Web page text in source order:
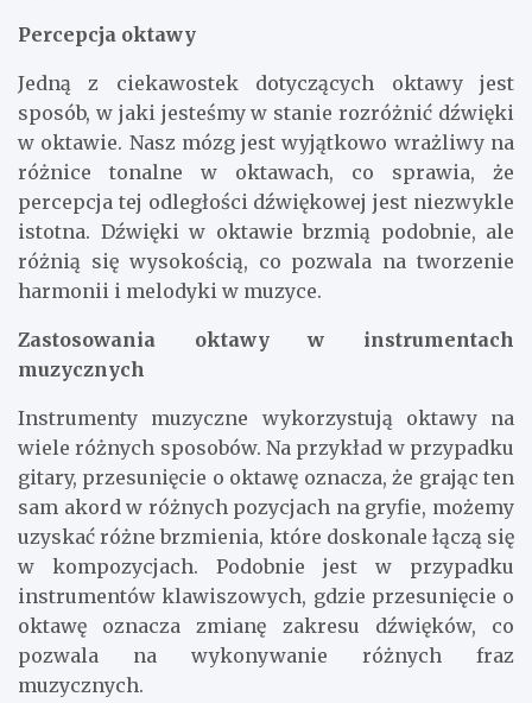
Percepcja oktawy
Jedną z ciekawostek dotyczących oktawy jest
sposób, w jaki jesteśmy w stanie rozróżnić dźwięki
w oktawie. Nasz mózg jest wyjątkowo wrażliwy na
różnice tonalne w oktawach, co sprawia, że
percepcja tej odległości dźwiękowej jest niezwykle
istotna. Dźwięki w oktawie brzmią podobnie, ale
różnią się wysokością, co pozwala na tworzenie
harmonii i melodyki w muzyce.
Zastosowania oktawy w instrumentach
muzycznych
Instrumenty muzyczne wykorzystują oktawy na
wiele różnych sposobów. Na przykład w przypadku
gitary, przesunięcie o oktawę oznacza, że grając ten
sam akord w różnych pozycjach na gryfie, możemy
uzyskać różne brzmienia, które doskonale łączą się
w kompozycjach. Podobnie jest w przypadku
instrumentów klawiszowych, gdzie przesunięcie o
oktawę oznacza zmianę zakresu dźwięków, co
pozwala na wykonywanie różnych fraz
muzycznych.